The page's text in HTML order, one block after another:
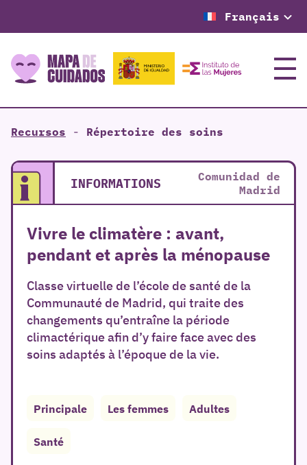
Français
Menu
Recursos - Répertoire des soins
INFORMATIONS
Comunidad de
Madrid
Vivre le climatère : avant,
pendant et après la ménopause
Classe virtuelle de l’école de santé de la
Communauté de Madrid, qui traite des
changements qu’entraîne la période
climactérique afin d’y faire face avec des
soins adaptés à l’époque de la vie.
Principale Les femmes Adultes
Santé